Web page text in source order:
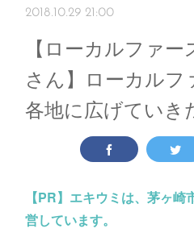
2018.10.29 21:00
【ローカルファ
さん】ローカルフ
各地に広げていき
【PR】 エキウミは、茅ヶ崎
営しています。